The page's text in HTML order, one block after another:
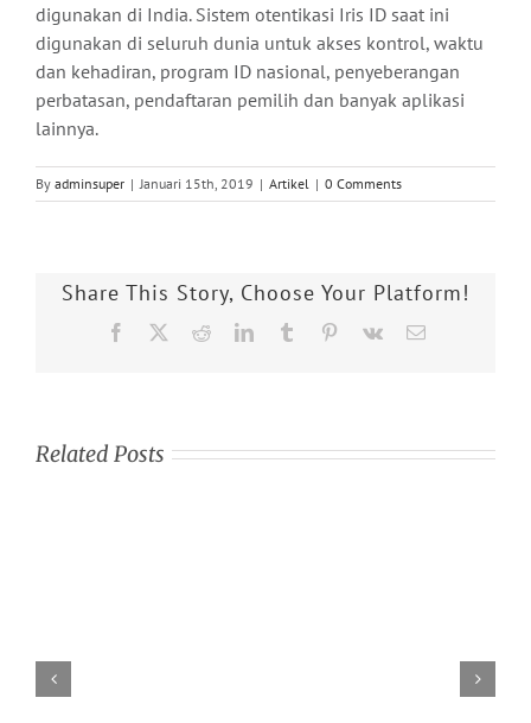
digunakan di India. Sistem otentikasi Iris ID saat ini
digunakan di seluruh dunia untuk akses kontrol, waktu
dan kehadiran, program ID nasional, penyeberangan
perbatasan, pendaftaran pemilih dan banyak aplikasi
lainnya.
By adminsuper | Januari 15th, 2019 | Artikel | 0 Comments
Share This Story, Choose Your Platform!
Facebook RedditLinkedInTumblr Pinterest
Vk Email
Related Posts